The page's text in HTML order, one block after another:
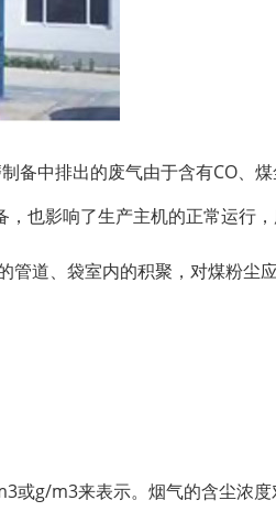
备中排出的废气由于含有CO、
也影响了生产主机的正常运行
道、袋室内的积聚，对煤粉尘应
或g/m3来表示。烟气的含尘浓